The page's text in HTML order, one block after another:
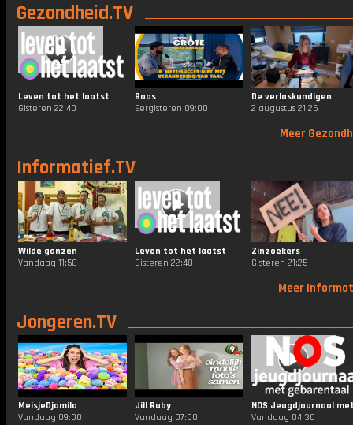
Gezondheid.TV
Leven tot het laatst
Gisteren 22:40
Boos
Eergisteren 09:00
De verloskundigen
2 augustus 21:25
Meer
Informatief.TV
Wilde ganzen
Vandaag 11:58
Leven tot het laatst
Gisteren 22:40
Zinzoekers
Gisteren 21:25
Meer
Jongeren.TV
MeisjeDjamila
Vandaag 09:00
Jill Ruby
Vandaag 07:00
Vandaag 04:30